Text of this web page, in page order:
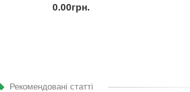
0.00грн.
Рекомендовані статті